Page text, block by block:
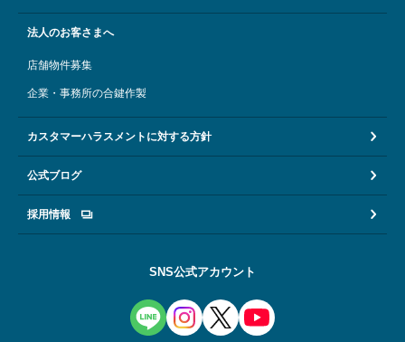
法人のお客さまへ
店舗物件募集
企業・事務所の合鍵作製
カスタマーハラスメントに対する方針
公式ブログ
採用情報
SNS公式アカウント